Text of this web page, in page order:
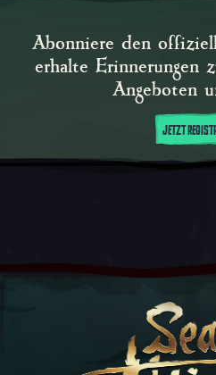
Abonniere den
erhalte Erinnerungen
Angeboten
JETZT